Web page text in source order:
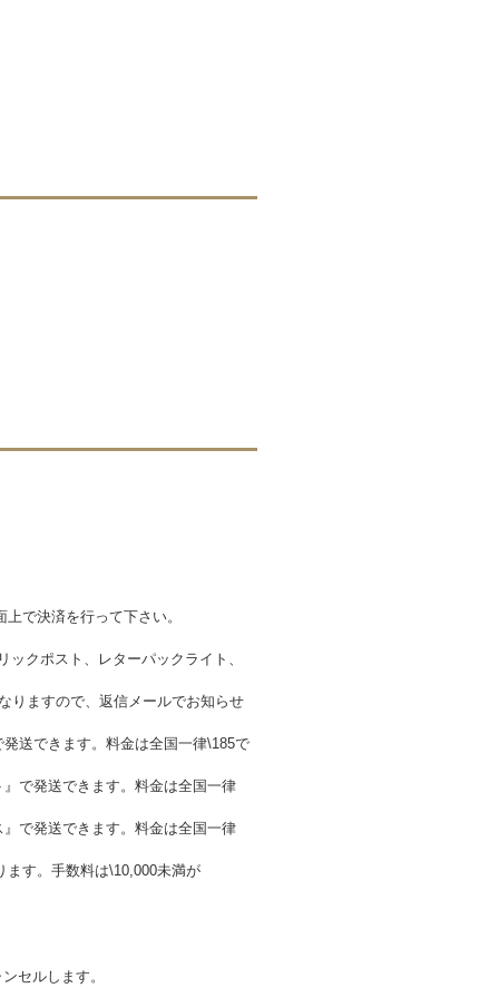
で決済を行って下さい。
クポスト、レターパックライト、
りますので、返信メールでお知らせ
送できます。料金は全国一律\185で
で発送できます。料金は全国一律
で発送できます。料金は全国一律
ます。手数料は\10,000未満が
セルします。